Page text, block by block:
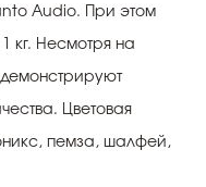
Audio. При этом
кг. Несмотря на
Цветовая
пемза, шалфей,